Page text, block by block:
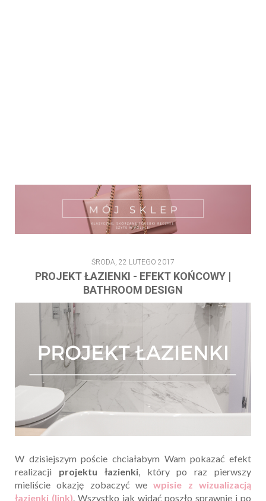
ŚRODA, 22 LUTEGO 2017
PROJEKT ŁAZIENKI - EFEKT KOŃCOWY |
BATHROOM DESIGN
W dzisiejszym poście chciałabym Wam pokazać efekt
realizacji projektu łazienki, który po raz pierwszy
mieliście okazję zobaczyć wewpisie z wizualizacją
łazienki (link). Wszystko jak widać poszło sprawnie i po